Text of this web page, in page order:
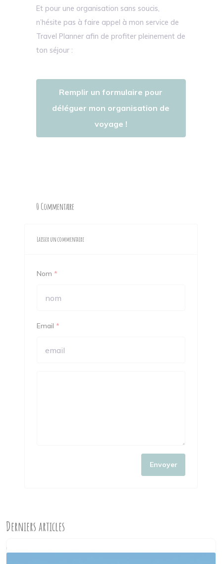
Et pour une organisation sans soucis,
n’hésite pas à faire appel à mon service de
Travel Planner afin de profiter pleinement de
ton séjour :
Remplir un formulaire pour
déléguer mon organisation de
voyage !
0 Commentaire
Laisser un commentaire
Nom *
Email *
Envoyer
Derniers articles